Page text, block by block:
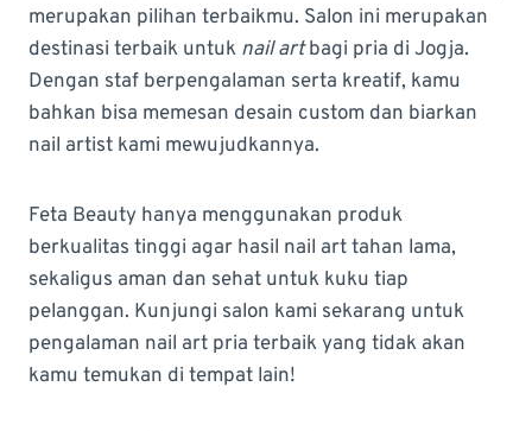
merupakan pilihan terbaikmu. Salon ini merupakan
destinasi terbaik untuk nail artbagi pria di Jogja.
Dengan staf berpengalaman serta kreatif, kamu
bahkan bisa memesan desain custom dan biarkan
nail artist kami mewujudkannya.
Feta Beauty hanya menggunakan produk
berkualitas tinggi agar hasil nail art tahan lama,
sekaligus aman dan sehat untuk kuku tiap
pelanggan. Kunjungi salon kami sekarang untuk
pengalaman nail art pria terbaik yang tidak akan
kamu temukan di tempat lain!